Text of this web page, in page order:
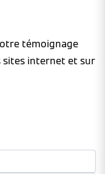
témoignage
sites internet et sur